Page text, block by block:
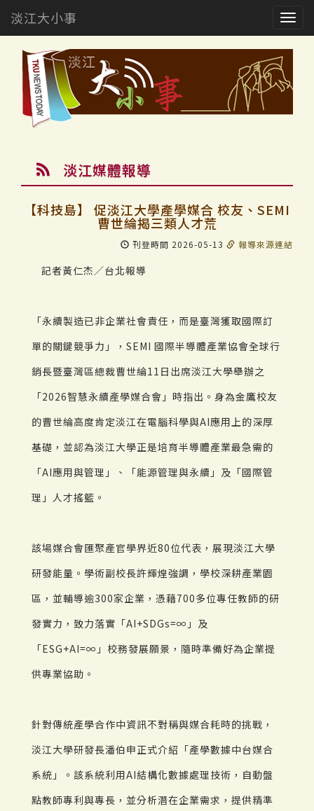
淡江大小事
淡江媒體報導
【科技島】 促淡江大學產學媒合 校友、SEMI
曹世綸揭三類人才荒
刊登時間 2026-05-13 報導來源連結
記者黃仁杰／台北報導
「永續製造已非企業社會責任，而是臺灣獲取國際訂
單的關鍵競爭力」，SEMI 國際半導體產業協會全球行
銷長暨臺灣區總裁曹世綸11日出席淡江大學舉辦之
「2026智慧永續產學媒合會」時指出。身為金鷹校友
的曹世綸高度肯定淡江在電腦科學與AI應用上的深厚
基礎，並認為淡江大學正是培育半導體產業最急需的
「AI應用與管理」、「能源管理與永續」及「國際管
理」人才搖籃。
該場媒合會匯聚產官學界近80位代表，展現淡江大學
研發能量。學術副校長許輝煌強調，學校深耕產業園
區，並輔導逾300家企業，憑藉700多位專任教師的研
發實力，致力落實「AI+SDGs=∞」及
「ESG+AI=∞」校務發展願景，隨時準備好為企業提
供專業協助。
針對傳統產學合作中資訊不對稱與媒合耗時的挑戰，
淡江大學研發長潘伯申正式介紹「產學數據中台媒合
系統」。該系統利用AI結構化數據處理技術，自動盤
點教師專利與專長，並分析潛在企業需求，提供精準